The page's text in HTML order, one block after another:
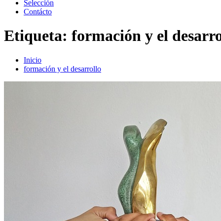
Selección
Contácto
Etiqueta: formación y el
Inicio
formación y el desarrollo